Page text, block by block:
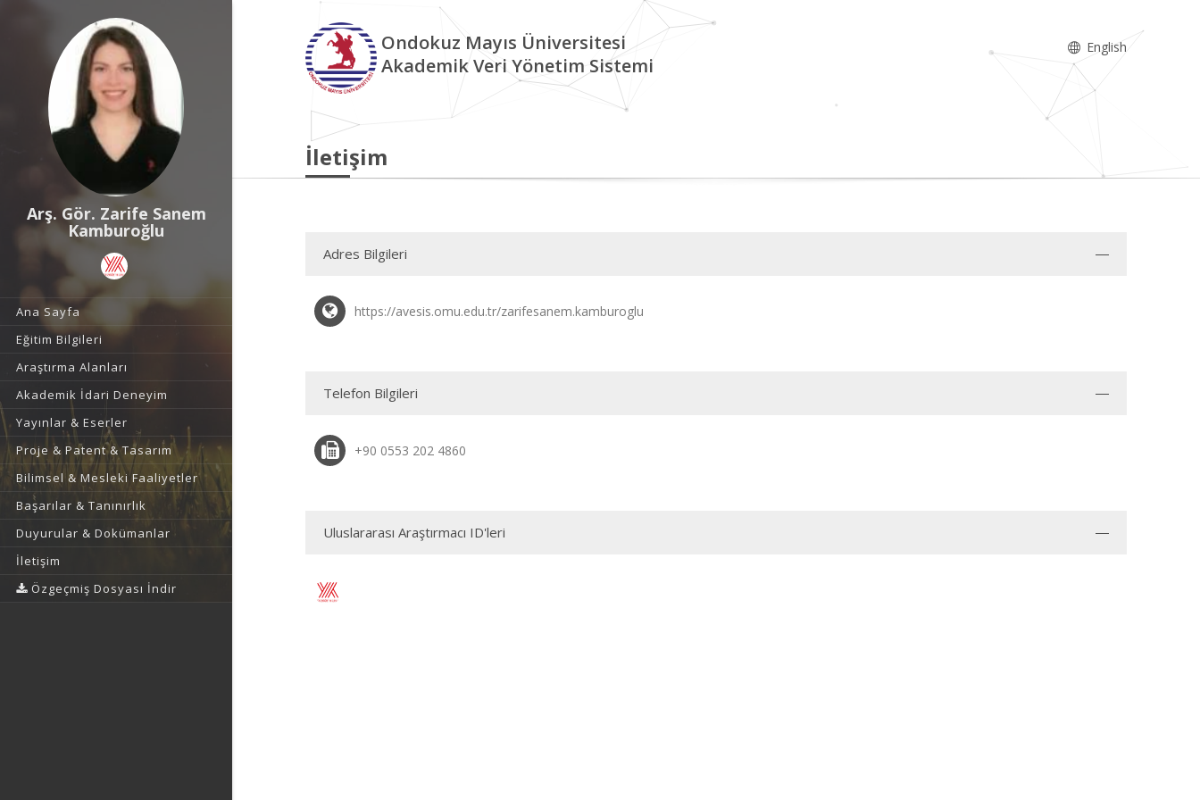
Arş. Gör. Zarife Sanem
Kamburoğlu
Ana Sayfa
Eğitim Bilgileri
Araştırma Alanları
Akademik İdari Deneyim
Yayınlar & Eserler
Proje & Patent & Tasarım
Bilimsel & Mesleki Faaliyetler
Başarılar & Tanınırlık
Duyurular & Dokümanlar
İletişim
Özgeçmiş Dosyası İndir
Ondokuz Mayıs Üniversitesi
Akademik Veri Yönetim Sistemi
English
İletişim
Adres Bilgileri
https://avesis.omu.edu.tr/zarifesanem.kamburoglu
Telefon Bilgileri
+90 0553 202 4860
Uluslararası Araştırmacı ID'leri